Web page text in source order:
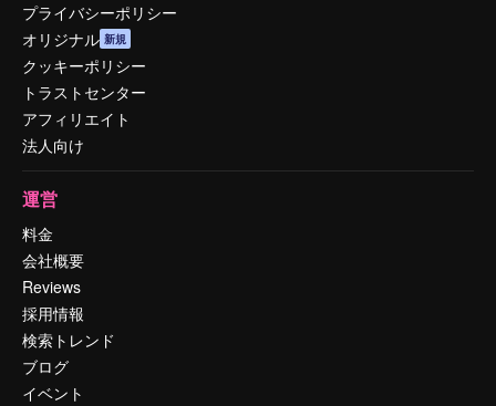
プライバシーポリシー
オリジナル 新規
クッキーポリシー
トラストセンター
アフィリエイト
法人向け
運営
料金
会社概要
Reviews
採用情報
検索トレンド
ブログ
イベント